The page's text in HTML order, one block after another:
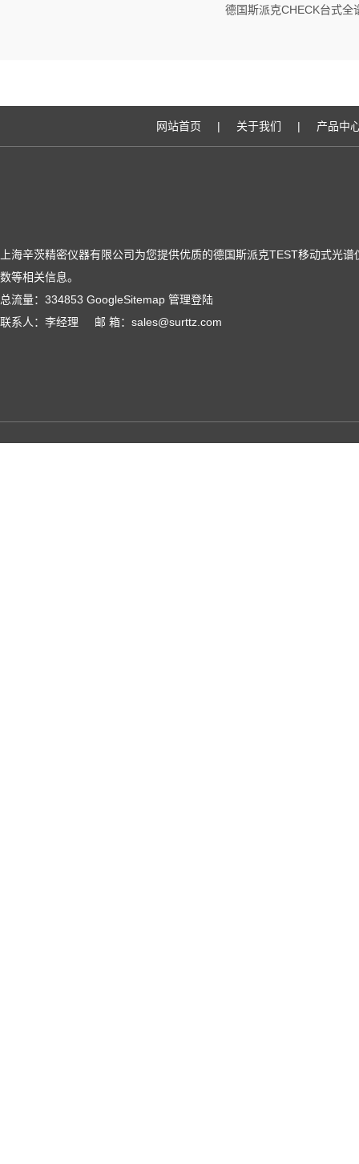
网站首页 | 关于我们 | 产品中
上海辛茨精密仪器有限公司为您提供优质的德国斯派克TEST移动式光
数等相关信息。
总流量：334853 GoogleSitemap 管理登陆
联系人：李经理 邮 箱：sales@surttz.com